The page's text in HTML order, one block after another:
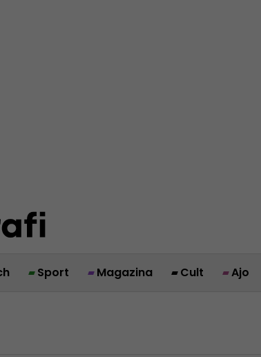
Sport Magazina Cult Ajo